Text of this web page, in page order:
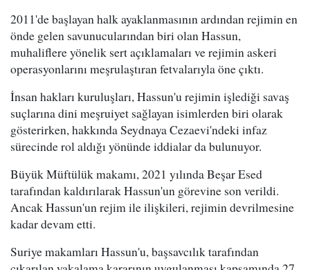
2011'de başlayan halk ayaklanmasının ardından rejimin en
önde gelen savunucularından biri olan Hassun,
muhaliflere yönelik sert açıklamaları ve rejimin askeri
operasyonlarını meşrulaştıran fetvalarıyla öne çıktı.
İnsan hakları kuruluşları, Hassun'u rejimin işlediği savaş
suçlarına dini meşruiyet sağlayan isimlerden biri olarak
gösterirken, hakkında Seydnaya Cezaevi'ndeki infaz
sürecinde rol aldığı yönünde iddialar da bulunuyor.
Büyük Müftülük makamı, 2021 yılında Beşar Esed
tarafından kaldırılarak Hassun'un görevine son verildi.
Ancak Hassun'un rejim ile ilişkileri, rejimin devrilmesine
kadar devam etti.
Suriye makamları Hassun'u, başsavcılık tarafından